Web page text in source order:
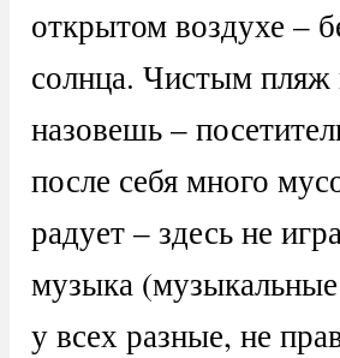
открытом воздухе –
солнца. Чистым пляж
назовешь –
после себя много
радует – здесь не
музыка
у всех разные, не